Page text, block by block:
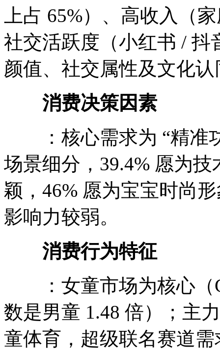
上占 65%）、高收入（
社交活跃度（小红书 / 抖
颜值、社交属性及文化认
消费决策因素
：核心需求为 “精准功
场景细分，39.4% 愿为
颖，46% 愿为宝宝时尚
影响力较弱。
消费行为特征
：女童市场为核心（
数是男童 1.48 倍）；主
童体育，超级联名赛道